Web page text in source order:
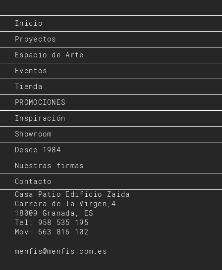
Inicio
Proyectos
Espacio de Arte
Eventos
Tienda
PROMOCIONES
Inspiración
Showroom
Desde 1984
Nuestras firmas
Contacto
Casa Patio Edificio Zaida
Carrera de la Virgen,4.
18009 Granada, ES
Tel: 958 535 195
Mov: 663 816 102
menfis@menfis.com.es